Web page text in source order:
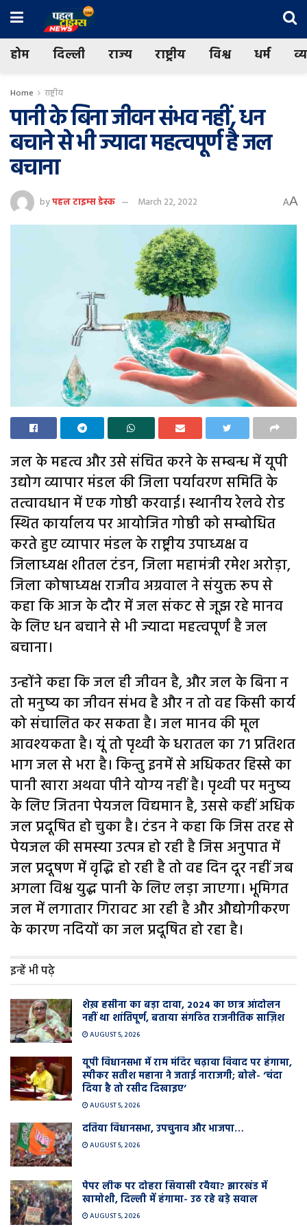
होम दिल्ली राज्य राष्ट्रीय विश्व धर्म
Home राष्ट्रीय
पानी के बिना जीवन संभव नहीं, धन
बचाने से भी ज्यादा महत्वपूर्ण है जल
बचाना
byपहल टाइम्स डेस्क March 22, 2022 AA
जल के महत्व और उसे संचित करने के सम्बन्ध में यूपी
उद्योग व्यापार मंडल की जिला पर्यावरण समिति के
तत्वावधान में एक गोष्ठी करवाई। स्थानीय रेलवे रोड
स्थित कार्यालय पर आयोजित गोष्ठी को सम्बोधित
करते हुए व्यापार मंडल के राष्ट्रीय उपाध्यक्ष व
जिलाध्यक्ष शीतल टंडन, जिला महामंत्री रमेश अरोड़ा,
जिला कोषाध्यक्ष राजीव अग्रवाल ने संयुक्त रूप से
कहा कि आज के दौर में जल संकट से जूझ रहे मानव
के लिए धन बचाने से भी ज्यादा महत्वपूर्ण है जल
बचाना।
उन्होंने कहा कि जल ही जीवन है, और जल के बिना न
तो मनुष्य का जीवन संभव है और न तो वह किसी कार्य
को संचालित कर सकता है। जल मानव की मूल
आवश्यकता है। यूं तो पृथ्वी के धरातल का 71 प्रतिशत
भाग जल से भरा है। किन्तु इनमें से अधिकतर हिस्से का
पानी खारा अथवा पीने योग्य नहीं है। पृथ्वी पर मनुष्य
के लिए जितना पेयजल विद्यमान है, उससे कहीं अधिक
जल प्रदूषित हो चुका है। टंडन ने कहा कि जिस तरह से
पेयजल की समस्या उत्पन्न हो रही है जिस अनुपात में
जल प्रदूषण में वृद्धि हो रही है तो वह दिन दूर नहीं जब
अगला विश्व युद्ध पानी के लिए लड़ा जाएगा। भूमिगत
जल में लगातार गिरावट आ रही है और औद्योगीकरण
के कारण नदियों का जल प्रदूषित हो रहा है।
इन्हें भी पढ़े
शेख़ हसीना का बड़ा दावा, 2024 का छात्र आंदोलन
नहीं था शांतिपूर्ण, बताया संगठित राजनीतिक साज़िश
AUGUST 5, 2026
यूपी विधानसभा में राम मंदिर चढ़ावा विवाद पर हंगामा,
स्पीकर सतीश महाना ने जताई नाराजगी; बोले- ‘चंदा
दिया है तो रसीद दिखाइए’
AUGUST 5, 2026
दतिया विधानसभा, उपचुनाव और भाजपा…
AUGUST 5, 2026
पेपर लीक पर दोहरा सियासी रवैया? झारखंड में
खामोशी, दिल्ली में हंगामा- उठ रहे बड़े सवाल
AUGUST 5, 2026